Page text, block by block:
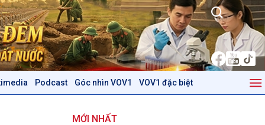
Podcast Góc nhìn VOV1 VOV1 đặc biệt
MỚI NHẤT